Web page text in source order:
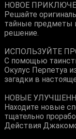
НОВОЕ
Решайте
тайные предметы
решение.
ИСПОЛЬЗУЙТЕ
С помощью
Окулус Перпетуа
загадки в
НОВЫЕ
Находите новые
тщательно
Действия